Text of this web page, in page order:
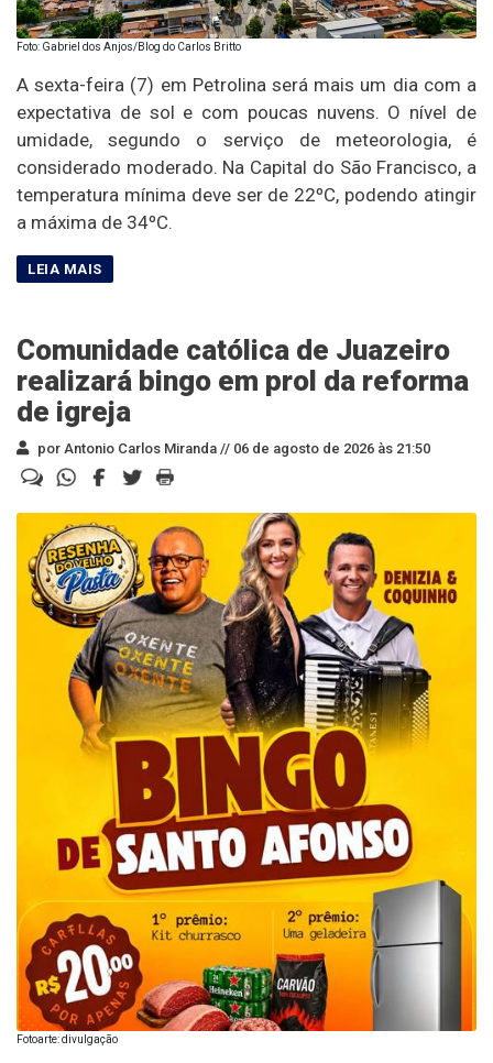
Foto: Gabriel dos Anjos/Blog do Carlos Britto
A sexta-feira (7) em Petrolina será mais um dia com a
expectativa de sol e com poucas nuvens. O nível de
umidade, segundo o serviço de meteorologia, é
considerado moderado. Na Capital do São Francisco, a
temperatura mínima deve ser de 22ºC, podendo atingir
a máxima de 34ºC.
Comunidade católica de Juazeiro
realizará bingo em prol da reforma
de igreja
por Antonio Carlos Miranda // 06 de agosto de 2026 às 21:50
Fotoarte: divulgação